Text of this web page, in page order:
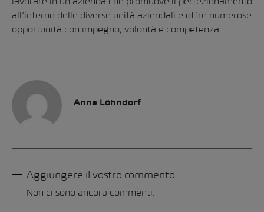
all’interno delle diverse unità aziendali e offre numerose
opportunità con impegno, volontà e competenza.
Anna Löhndorf
Aggiungere il vostro commento
Non ci sono ancora commenti.